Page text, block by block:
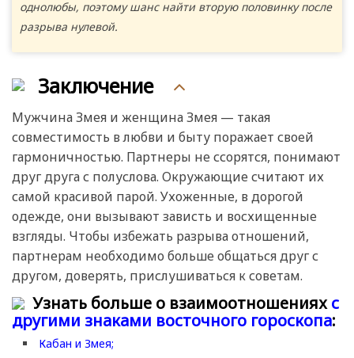
однолюбы, поэтому шанс найти вторую половинку после
разрыва нулевой.
Заключение
Мужчина Змея и женщина Змея — такая
совместимость в любви и быту поражает своей
гармоничностью. Партнеры не ссорятся, понимают
друг друга с полуслова. Окружающие считают их
самой красивой парой. Ухоженные, в дорогой
одежде, они вызывают зависть и восхищенные
взгляды. Чтобы избежать разрыва отношений,
партнерам необходимо больше общаться друг с
другом, доверять, прислушиваться к советам.
Узнать больше о взаимоотношенияхс
другими знаками восточного гороскопа:
Кабан и Змея;